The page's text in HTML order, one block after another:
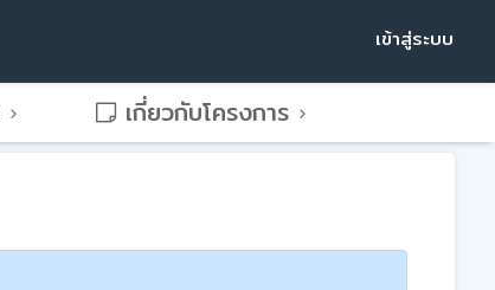
เข้าสู่ระบบ
เกี่ยวกับโครงการ